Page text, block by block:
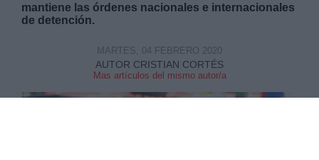
mantiene las órdenes nacionales e internacionales
de detención.
AUTOR CRISTIAN CORTÉS
Mas artículos del mismo autor/a
MARTES, 04 FEBRERO 2020